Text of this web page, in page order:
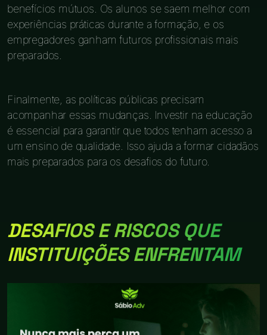
benefícios mútuos. Os alunos se saem melhor com
experiências práticas durante a formação, e os
empregadores ganham futuros profissionais mais
preparados.
Finalmente, as políticas públicas precisam
acompanhar essas mudanças. Investir na educação
é essencial para garantir que todos tenham acesso a
um ensino de qualidade. Isso ajuda a formar cidadãos
mais preparados para os desafios do futuro.
DESAFIOS E RISCOS QUE
INSTITUIÇÕES ENFRENTAM